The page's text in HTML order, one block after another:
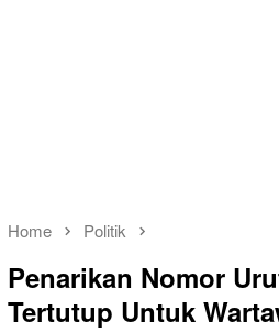
Home Politik
Penarikan Nomor
Tertutup Untuk